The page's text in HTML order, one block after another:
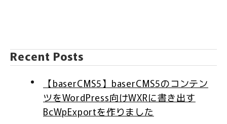
Recent Posts
【baserCMS5】baserCMS5のコンテン
ツをWordPress向けWXRに書き出す
BcWpExportを作りました